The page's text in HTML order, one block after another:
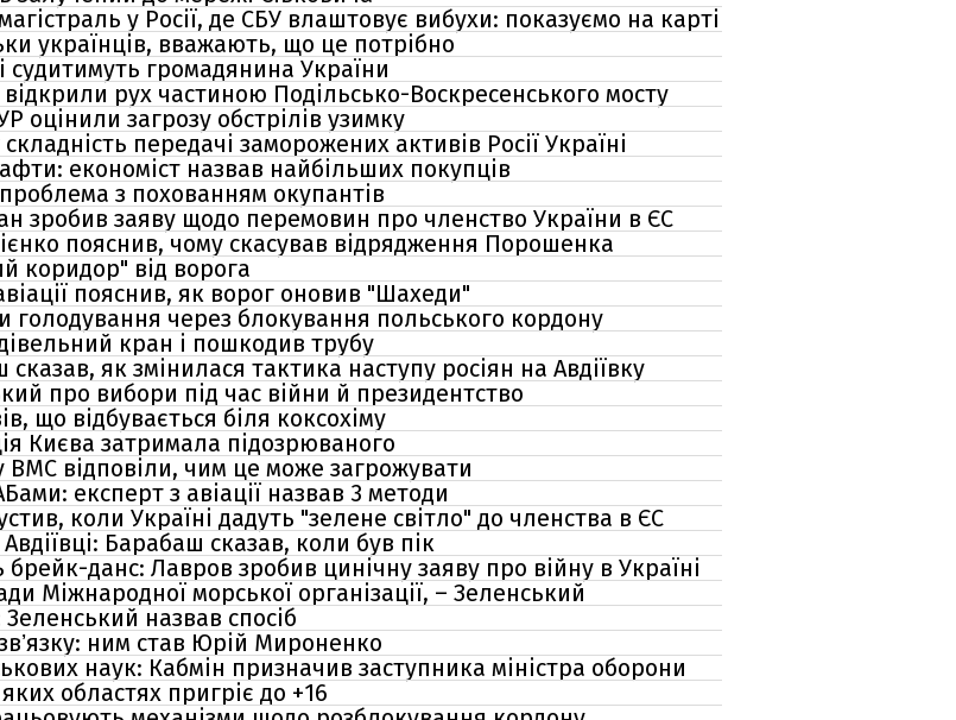
у Росії, де СБУ влаштовує вибухи: показуємо на карті
українців, вважають, що це потрібно
судитимуть громадянина України
рух частиною Подільсько-Воскресенського мосту
оцінили загрозу обстрілів узимку
передачі заморожених активів Росії Україні
економіст назвав найбільших покупців
з похованням окупантів
зробив заяву щодо перемовин про членство України в ЄС
пояснив, чому скасував відрядження Порошенка
коридор" від ворога
пояснив, як ворог оновив "Шахеди"
голодування через блокування польського кордону
кран і пошкодив трубу
як змінилася тактика наступу росіян на Авдіївку
про вибори під час війни й президентство
що відбувається біля коксохіму
Києва затримала підозрюваного
ВМС відповіли, чим це може загрожувати
експерт з авіації назвав 3 методи
коли Україні дадуть "зелене світло" до членства в ЄС
Барабаш сказав, коли був пік
брейк-данс: Лавров зробив цинічну заяву про війну в Україні
Міжнародної морської організації, – Зеленський
назвав спосіб
ним став Юрій Мироненко
наук: Кабмін призначив заступника міністра оборони
областях пригріє до +16